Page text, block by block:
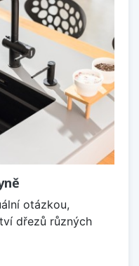
otázkou,
dřezů různých